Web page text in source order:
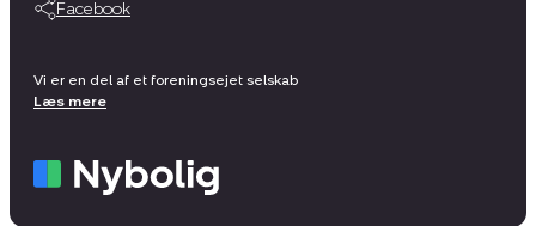
Facebook
Vi er en del af et foreningsejet selskab
Læs mere